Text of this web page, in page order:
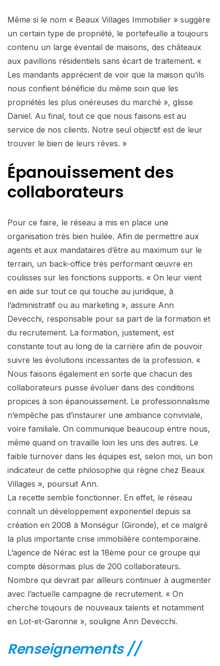
Même si le nom « Beaux Villages Immobilier » suggère
un certain type de propriété, le portefeuille a toujours
contenu un large éventail de maisons, des châteaux
aux pavillons résidentiels sans écart de traitement. «
Les mandants apprécient de voir que la maison qu’ils
nous confient bénéficie du même soin que les
propriétés les plus onéreuses du marché », glisse
Daniel. Au final, tout ce que nous faisons est au
service de nos clients. Notre seul objectif est de leur
trouver le bien de leurs rêves. »
Épanouissement des
collaborateurs
Pour ce faire, le réseau a mis en place une
organisation très bien huilée. Afin de permettre aux
agents et aux mandataires d’être au maximum sur le
terrain, un back-office très performant œuvre en
coulisses sur les fonctions supports. « On leur vient
en aide sur tout ce qui touche au juridique, à
l’administratif ou au marketing », assure Ann
Devecchi, responsable pour sa part de la formation et
du recrutement. La formation, justement, est
constante tout au long de la carrière afin de pouvoir
suivre les évolutions incessantes de la profession. «
Nous faisons également en sorte que chacun des
collaborateurs puisse évoluer dans des conditions
propices à son épanouissement. Le professionnalisme
n’empêche pas d’instaurer une ambiance conviviale,
voire familiale. On communique beaucoup entre nous,
même quand on travaille loin les uns des autres. Le
faible turnover dans les équipes est, selon moi, un bon
indicateur de cette philosophie qui règne chez Beaux
Villages », poursuit Ann.
La recette semble fonctionner. En effet, le réseau
connaît un développement exponentiel depuis sa
création en 2008 à Monségur (Gironde), et ce malgré
la plus importante crise immobilière contemporaine.
L’agence de Nérac est la 18ème pour ce groupe qui
compte désormais plus de 200 collaborateurs.
Nombre qui devrait par ailleurs continuer à augmenter
avec l’actuelle campagne de recrutement. « On
cherche toujours de nouveaux talents et notamment
en Lot-et-Garonne », souligne Ann Devecchi.
Renseignements //